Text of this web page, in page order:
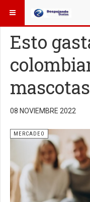
ESTÁ AQUÍ: MERCADEO
Esto
mascotas
08 NOVIEMBRE 2022
MERCADEO